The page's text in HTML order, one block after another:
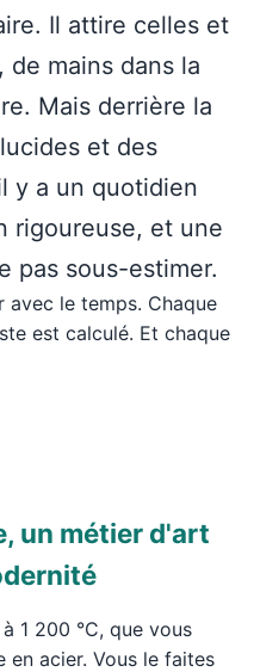
Il attire celles et
mains dans la
Mais derrière la
et des
y a un quotidien
rigoureuse, et une
pas sous-estimer.
avec le temps. Chaque
est calculé. Et chaque
un métier d'art
1 200 °C, que vous
en acier. Vous le faites